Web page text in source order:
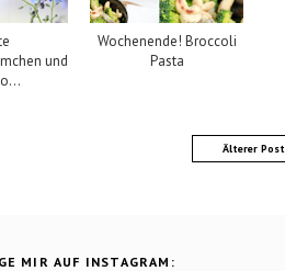
und
Wochenende! Broccoli
Pasta
Älterer Post
MIR AUF INSTAGRAM: